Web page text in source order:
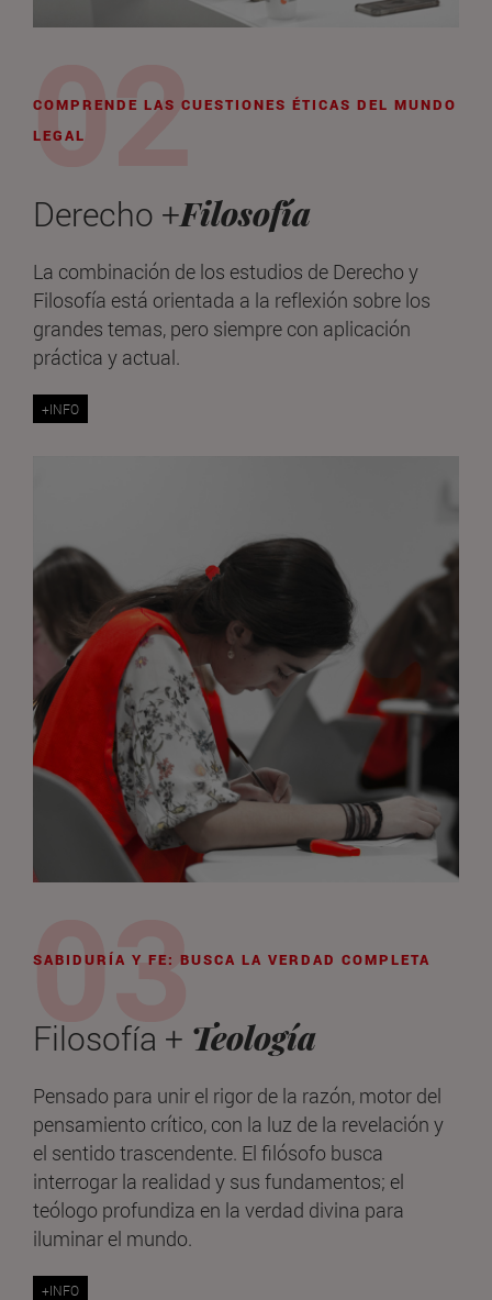
COMPRENDE LAS CUESTIONES ÉTICAS DEL MUNDO
LEGAL
Derecho +Filosofía
La combinación de los estudios de Derecho y
Filosofía está orientada a la reflexión sobre los
grandes temas, pero siempre con aplicación
práctica y actual.
+INFO
SABIDURÍA Y FE: BUSCA LA VERDAD COMPLETA
Filosofía + Teología
Pensado para unir el rigor de la razón, motor del
pensamiento crítico, con la luz de la revelación y
el sentido trascendente. El filósofo busca
interrogar la realidad y sus fundamentos; el
teólogo profundiza en la verdad divina para
iluminar el mundo.
+INFO